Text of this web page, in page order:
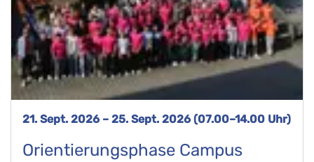
21. Sept. 2026 – 25. Sept. 2026 (07.00–14.00 Uhr)
Orientierungsphase Campus